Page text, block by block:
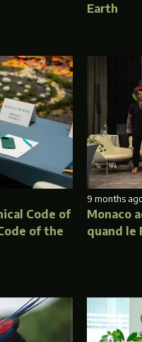
Earth
Code of
of the
9 months
Monaco
quand le